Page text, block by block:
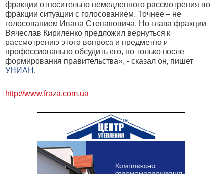
фракции относительно немедленного рассмотрения во
фракции ситуации с голосованием. Точнее – не
голосованием Ивана Степановича. Но глава фракции
Вячеслав Кириленко предложил вернуться к
рассмотрению этого вопроса и предметно и
профессионально обсудить его, но только после
формирования правительства», - сказал он, пишет
УНИАН .
http://www.fraza.com.ua